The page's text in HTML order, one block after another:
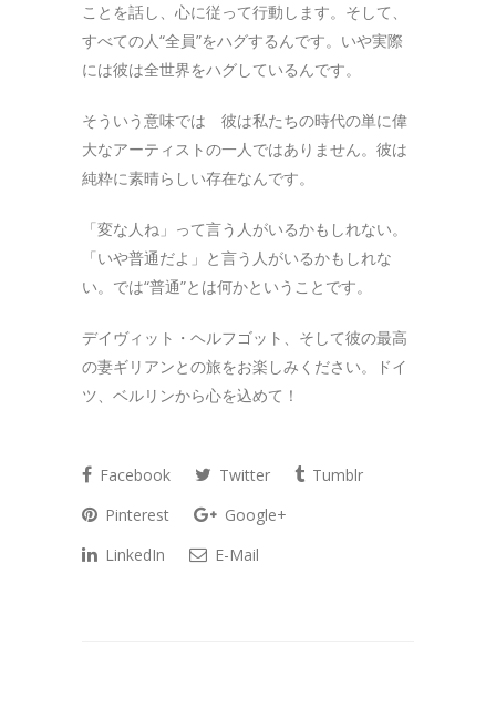
ことを話し、心に従って行動します。そして、
すべての人“全員”をハグするんです。いや実際
には彼は全世界をハグしているんです。
そういう意味では 彼は私たちの時代の単に偉
大なアーティストの一人ではありません。彼は
純粋に素晴らしい存在なんです。
「変な人ね」って言う人がいるかもしれない。
「いや普通だよ」と言う人がいるかもしれな
い。では“普通”とは何かということです。
デイヴィット・ヘルフゴット、そして彼の最高
の妻ギリアンとの旅をお楽しみください。ドイ
ツ、ベルリンから心を込めて！
Facebook Twitter
Tumblr
Pinterest
Google+
LinkedIn
E-Mail